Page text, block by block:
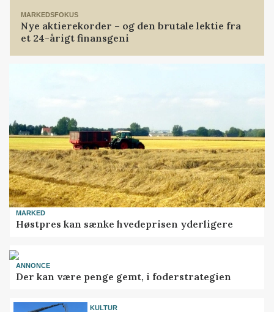
MARKEDSFOKUS
Nye aktierekorder – og den brutale lektie fra
et 24-årigt finansgeni
MARKED
Høstpres kan sænke hvedeprisen yderligere
ANNONCE
Der kan være penge gemt, i foderstrategien
KULTUR